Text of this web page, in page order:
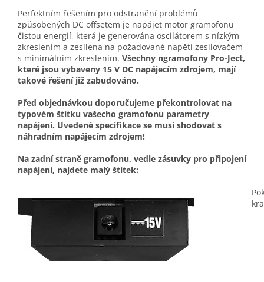
Perfektním řešením pro odstranění problémů
způsobených DC offsetem je napájet motor gramofonu
čistou energií, která je generována oscilátorem s nízkým
zkreslením a zesílena na požadované napětí zesilovačem
s minimálním zkreslením. Všechny ngramofony Pro-Ject,
které jsou vybaveny 15 V DC napájecím zdrojem, mají
takové řešení již zabudováno.
Před objednávkou doporučujeme překontrolovat na
typovém štítku vašecho gramofonu parametry
napájení. Uvedené specifikace se musí shodovat s
náhradním napájecím zdrojem!
Na zadní straně gramofonu, vedle zásuvky pro připojení
napájení, najdete malý štítek: